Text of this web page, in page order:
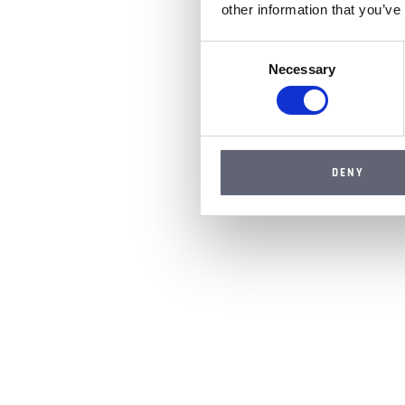
other information that
Necessary
DENY